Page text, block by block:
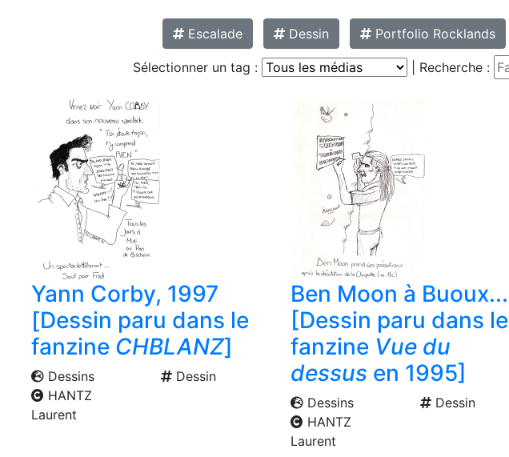
Escalade Dessin Portfolio Rocklands
Sélectionner un tag : | Recherche :
Yann Corby, 1997
[Dessin paru dans le
fanzine CHBLANZ]
Dessins
Dessin
HANTZ
Laurent
Ben Moon à Buoux...
[Dessin paru dans le
fanzine Vue du
dessus en 1995]
Dessins
Dessin
HANTZ
Laurent